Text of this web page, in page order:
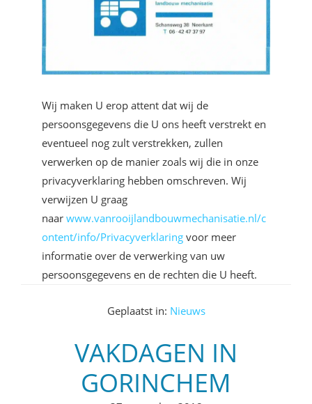
Wij maken U erop attent dat wij de
persoonsgegevens die U ons heeft verstrekt en
eventueel nog zult verstrekken, zullen
verwerken op de manier zoals wij die in onze
privacyverklaring hebben omschreven. Wij
verwijzen U graag
naar www.vanrooijlandbouwmechanisatie.nl/c
ontent/info/Privacyverklaring voor meer
informatie over de verwerking van uw
persoonsgegevens en de rechten die U heeft.
Geplaatst in: Nieuws
VAKDAGEN IN
GORINCHEM